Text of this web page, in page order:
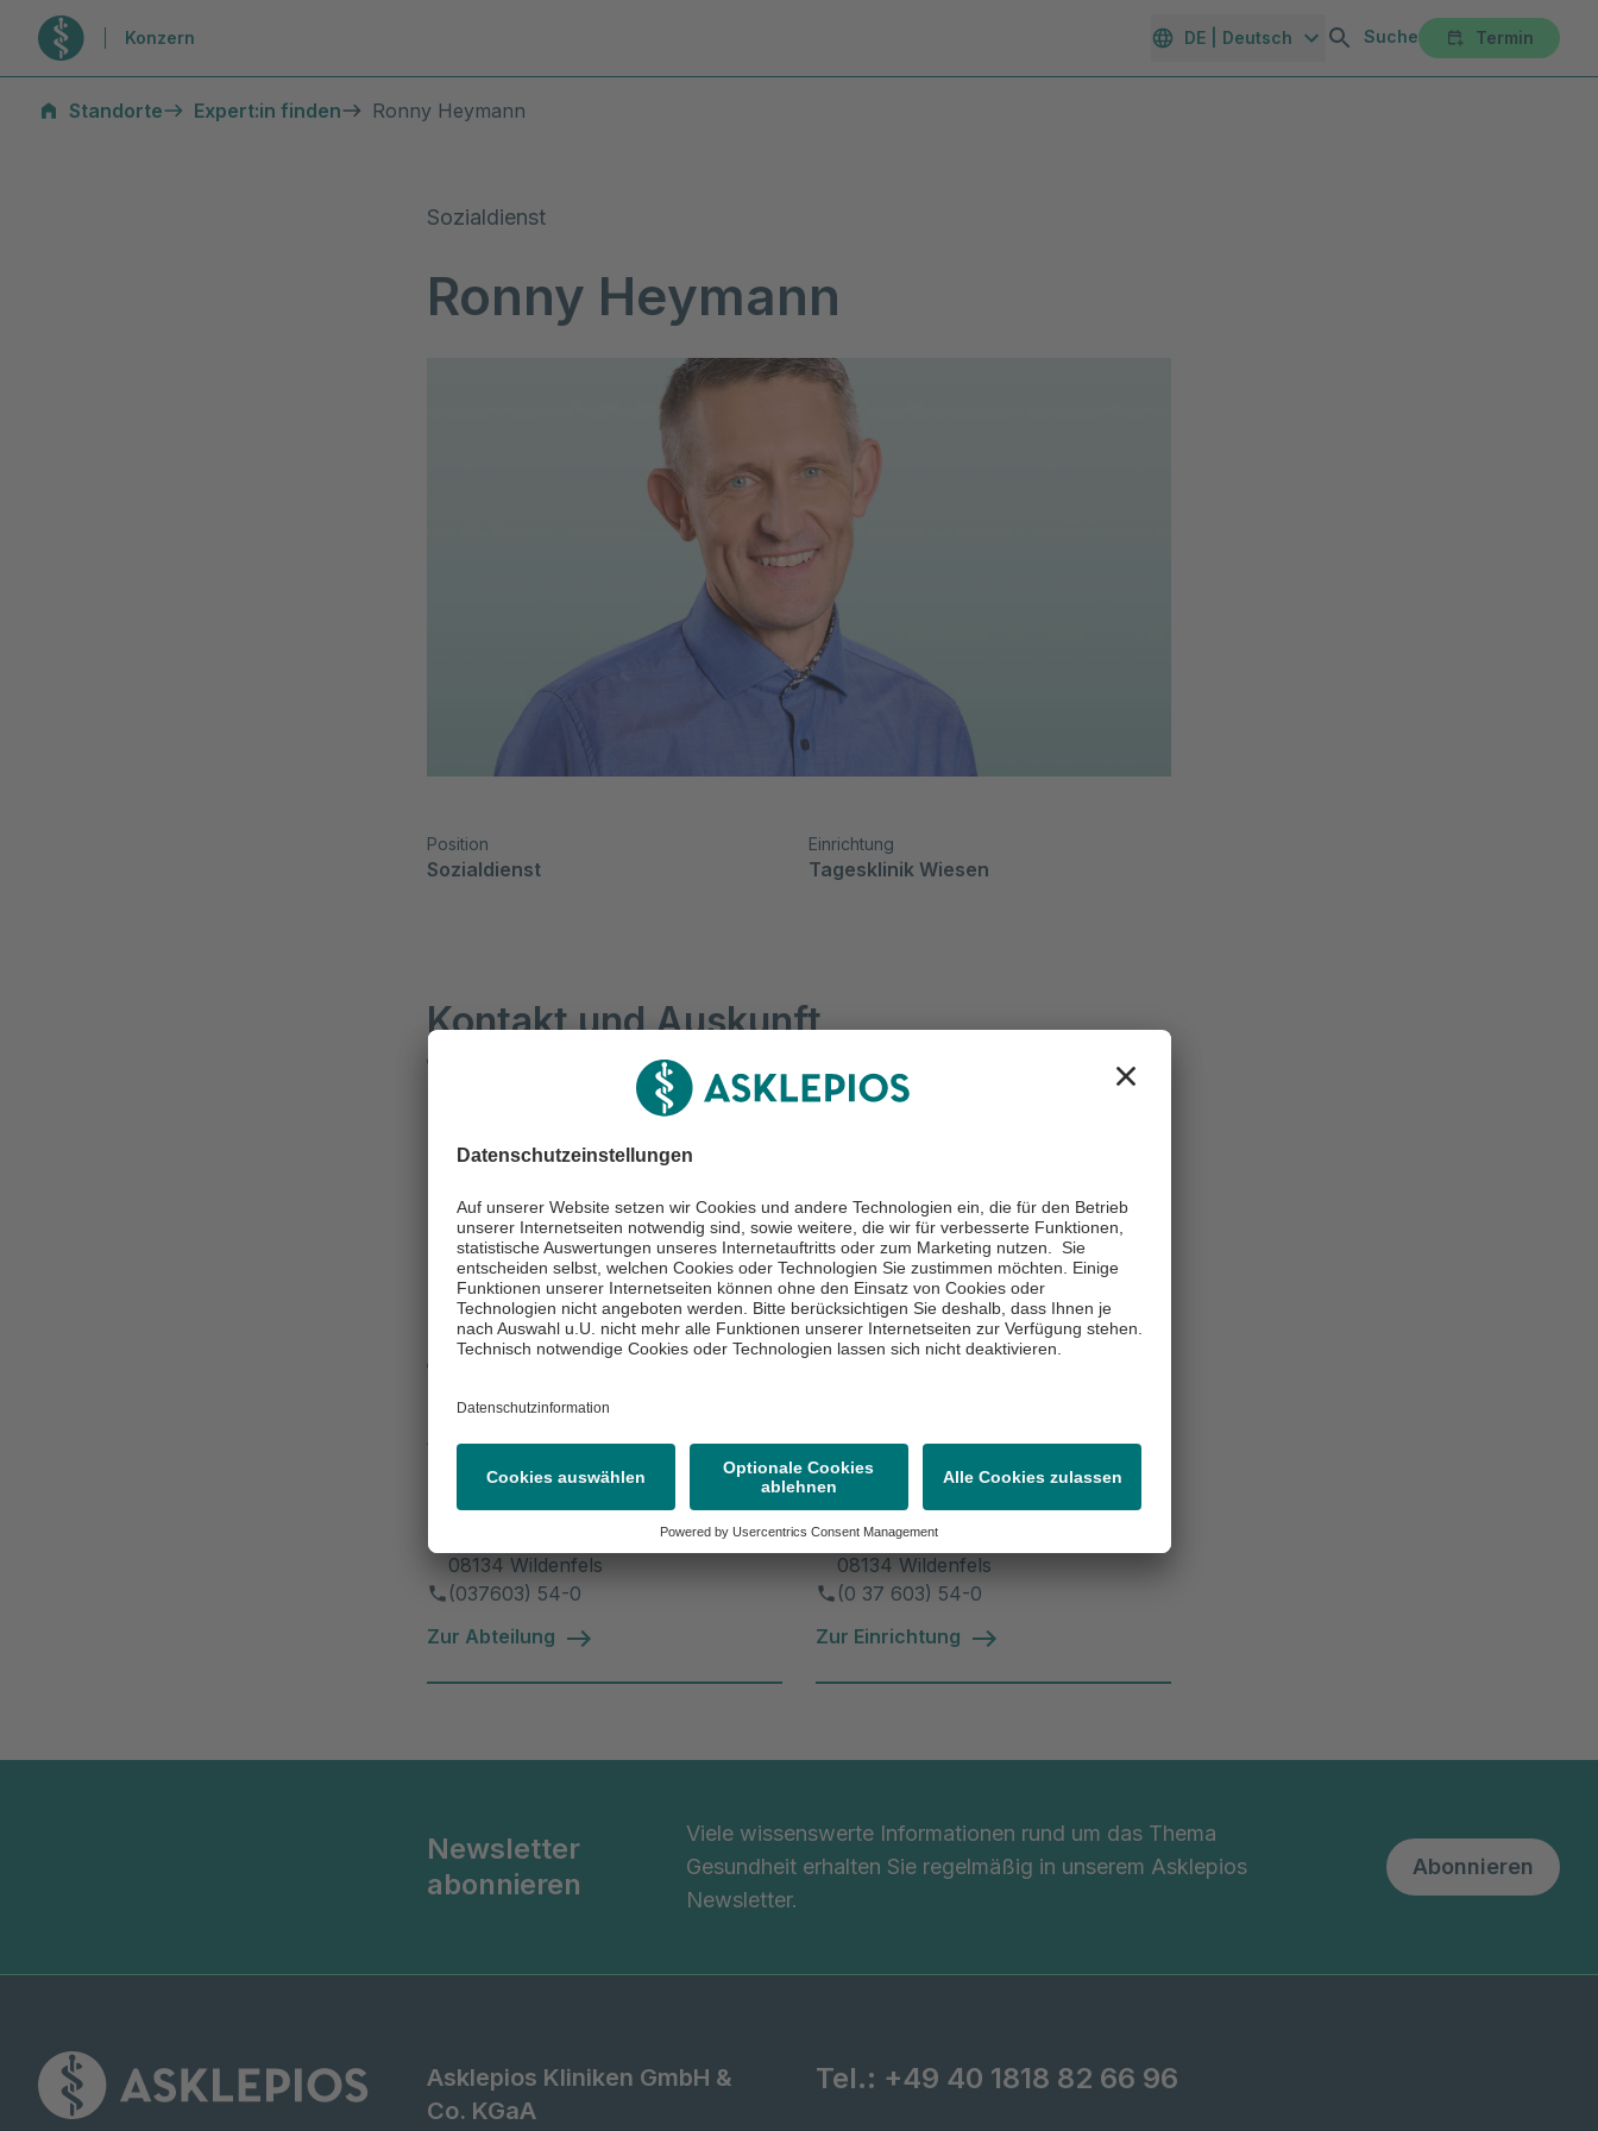
Zur Startseite
Konzern DE | Deutsch Suche Termin
Standorte
Expert:in finden Ronny Heymann
Sozialdienst
Ronny Heymann
Position
Sozialdienst
Einrichtung
Tagesklinik Wiesen
Kontakt und Auskunft
Nachricht schreiben
Kliniken
Asklepios Fachklinikum Wiesen
Tagesklinik Wiesen
08134 Wildenfels
(037603) 54-0
Zur Abteilung
Asklepios Fachklinikum
Wiesen
Kirchberger Straße 2
08134 Wildenfels
(0 37 603) 54-0
Zur Einrichtung
Newsletter
abonnieren
Viele wissenswerte Informationen rund um das Thema
Gesundheit erhalten Sie regelmäßig in unserem Asklepios
Newsletter.
Abonnieren
Asklepios Kliniken GmbH &
Co. KGaA
Tel.: +49 40 1818 82 66 96